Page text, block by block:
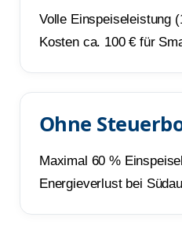
Volle Einspeiseleistung
Kosten ca. 100 € für
Ohne
Maximal 60 %
Energieverlust bei